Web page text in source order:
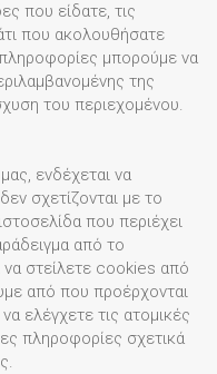
που είδατε, τις
που ακολουθήσατε
μπορούμε να
της
του περιεχομένου.
ενδέχεται να
σχετίζονται με το
που περιέχει
από το
στείλετε cookies από
από που προέρχονται
ελέγχετε τις ατομικές
πληροφορίες σχετικά